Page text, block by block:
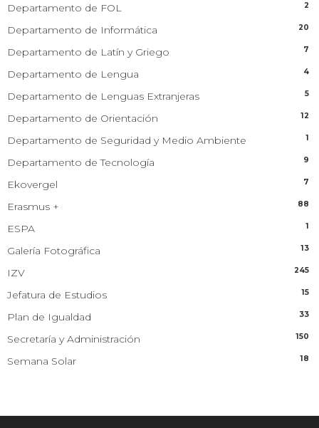
Departamento de FOL 2
Departamento de Informática 20
Departamento de Latín y Griego 7
Departamento de Lengua 4
Departamento de Lenguas Extranjeras 5
Departamento de Orientación 12
Departamento de Seguridad y Medio Ambiente 1
Departamento de Tecnología 9
Ekovergel 7
Erasmus + 88
ESPA 1
Galería Fotográfica 13
IZV 245
Jefatura de Estudios 15
Plan de Igualdad 33
Secretaría y Administración 150
Semana Solar 18